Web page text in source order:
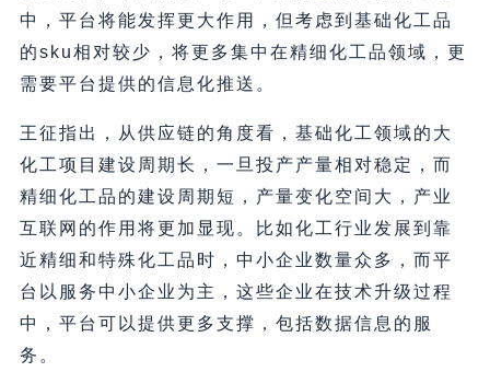
中，平台将能发挥更大作用，但考虑到基础化工品
的sku相对较少，将更多集中在精细化工品领域，更
需要平台提供的信息化推送。
王征指出，从供应链的角度看，基础化工领域的大
化工项目建设周期长，一旦投产产量相对稳定，而
精细化工品的建设周期短，产量变化空间大，产业
互联网的作用将更加显现。比如化工行业发展到靠
近精细和特殊化工品时，中小企业数量众多，而平
台以服务中小企业为主，这些企业在技术升级过程
中，平台可以提供更多支撑，包括数据信息的服
务。